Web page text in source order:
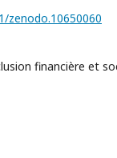
zenodo.10650060
financière et